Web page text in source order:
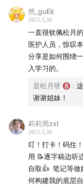
❤️❤ 再次感谢只在
UndoAge」对本期
“保健品行业的小
工厂价平台，致力
营养工厂绝大多数产
如鱼油、辅酶Q10
升 NAD+）居然能
实现补剂自由。不
然_guEk
2025.3.30
一直很钦佩松月
医护人员，惊叹
分享是如何围绕
入学习的。
是松月呀 :
谢谢姐妹！
莉莉周zxl
2025.3.30
叮！打卡！码住
用 📝逐字稿边听
自取👍 笔记等
何构建我的底层